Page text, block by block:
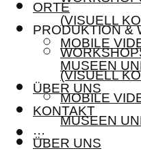
(VISUELL
MOBILE
MUSEEN
ÜBER UNS
KONTAKT
···
ORTE
PRODUKTION &
(VISUELL
MOBILE
MUSEEN
ÜBER UNS